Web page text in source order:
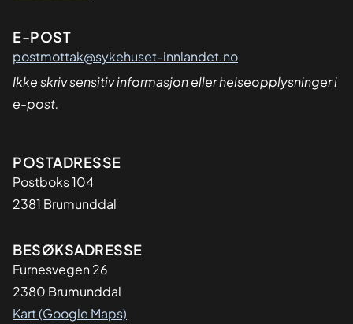
E-POST
postmottak@sykehuset-innlandet.no
Ikke skriv sensitiv informasjon eller helseopplysninger i
e-post.
Adresse
POSTADRESSE
Postboks 104
2381 Brumunddal
BESØKSADRESSE
Furnesvegen 26
2380 Brumunddal
Kart (Google Maps)